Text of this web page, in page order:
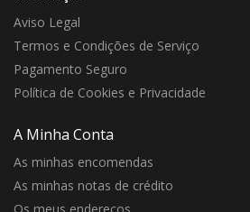
Aviso Legal
Termos e Condições de Serviço
Pagamento Seguro
Política de Cookies e Privacidade
A Minha Conta
As minhas encomendas
As minhas notas de crédito